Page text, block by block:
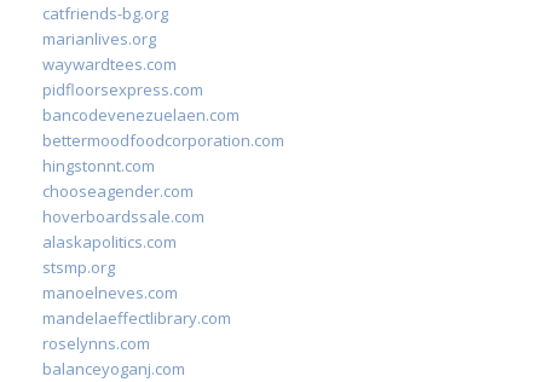
catfriends-bg.org
marianlives.org
waywardtees.com
pidfloorsexpress.com
bancodevenezuelaen.com
bettermoodfoodcorporation.com
hingstonnt.com
chooseagender.com
hoverboardssale.com
alaskapolitics.com
stsmp.org
manoelneves.com
mandelaeffectlibrary.com
roselynns.com
balanceyoganj.com